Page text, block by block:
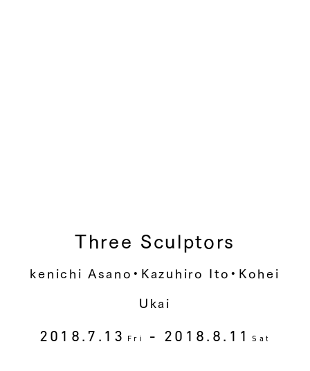
Three Sculptors
kenichi Asano・Kazuhiro Ito・Kohei
Ukai
2018.7.13 Fri - 2018.8.11 Sat